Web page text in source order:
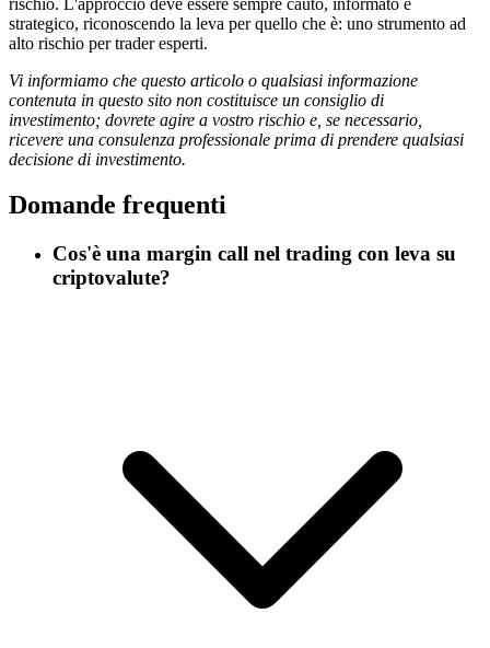
strategico, riconoscendo la leva per quello che è: uno strumento ad
alto rischio per trader esperti.
Vi informiamo che questo articolo o qualsiasi informazione
contenuta in questo sito non costituisce un consiglio di
investimento; dovrete agire a vostro rischio e, se necessario,
ricevere una consulenza professionale prima di prendere qualsiasi
decisione di investimento.
Domande frequenti
Cos'è una margin call nel trading con leva su
criptovalute?